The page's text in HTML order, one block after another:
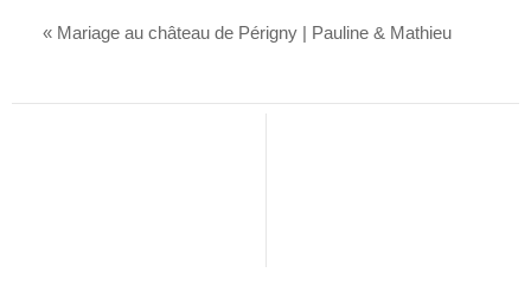
« Mariage au château de Périgny | Pauline & Mathieu